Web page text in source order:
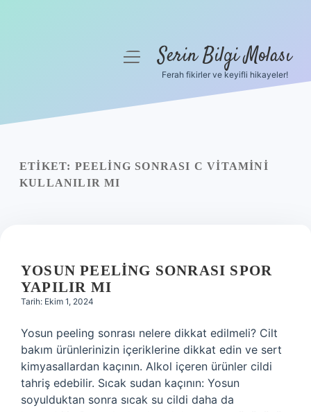
Yasal Uyarı
menüyüSerin Bilgi Molası
Ferah fikirler ve keyifli hikayeler!
ETIKET: PEELING SONRASI C VITAMINI
KULLANILIR MI
YOSUN PEELING SONRASI SPOR
YAPILIR MI
Tarih: Ekim 1, 2024
Yosun peeling sonrası nelere dikkat edilmeli? Cilt
bakım ürünlerinizin içeriklerine dikkat edin ve sert
kimyasallardan kaçının. Alkol içeren ürünler cildi
tahriş edebilir. Sıcak sudan kaçının: Yosun
soyulduktan sonra sıcak su cildi daha da